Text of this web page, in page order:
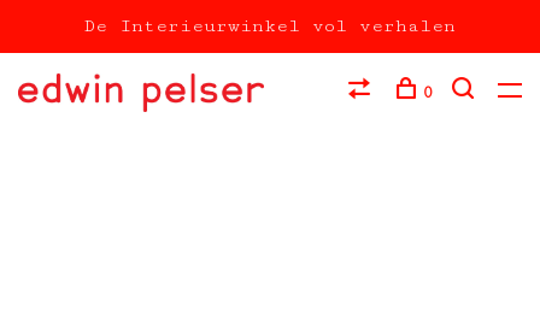
De Interieurwinkel vol verhalen
0